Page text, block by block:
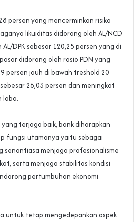
persen yang mencerminkan risiko
likuiditas didorong oleh AL/NCD
DPK sebesar 120,25 persen yang di
didorong oleh rasio PDN yang
persen jauh di bawah treshold 20
26,03 persen dan meningkat
laba.
terjaga baik, bank diharapkan
fungsi utamanya yaitu sebagai
senantiasa menjaga profesionalisme
serta menjaga stabilitas kondisi
pertumbuhan ekonomi
untuk tetap mengedepankan aspek